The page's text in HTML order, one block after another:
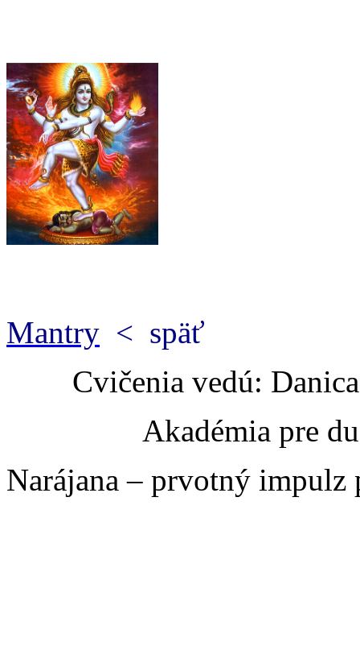
Mantry < späť
Cvičenia vedú:
Akadémia pre
Narájana – prvotný impulz